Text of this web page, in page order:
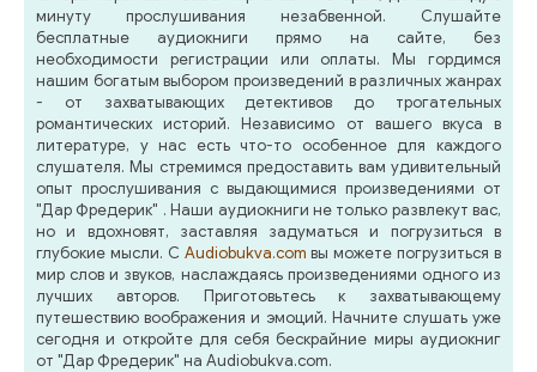
минуту прослушивания незабвенной. Слушайте
бесплатные аудиокниги прямо на сайте, без
необходимости регистрации или оплаты. Мы гордимся
нашим богатым выбором произведений в различных жанрах
- от захватывающих детективов до трогательных
романтических историй. Независимо от вашего вкуса в
литературе, у нас есть что-то особенное для каждого
слушателя. Мы стремимся предоставить вам удивительный
опыт прослушивания с выдающимися произведениями от
"Дар Фредерик" . Наши аудиокниги не только развлекут вас,
но и вдохновят, заставляя задуматься и погрузиться в
глубокие мысли. С Audiobukva.com вы можете погрузиться в
мир слов и звуков, наслаждаясь произведениями одного из
лучших авторов. Приготовьтесь к захватывающему
путешествию воображения и эмоций. Начните слушать уже
сегодня и откройте для себя бескрайние миры аудиокниг
от "Дар Фредерик" на Audiobukva.com.